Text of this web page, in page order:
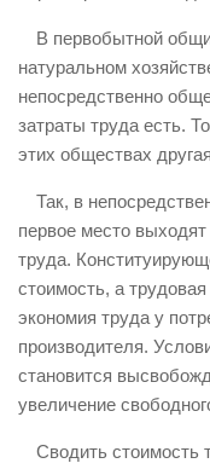
В первобытной
натуральном
непосредственно
затраты труда есть.
этих обществах
Так, в
первое место
труда.
стоимость, а
экономия труда у
производителя.
становится
увеличение
Сводить стоимость